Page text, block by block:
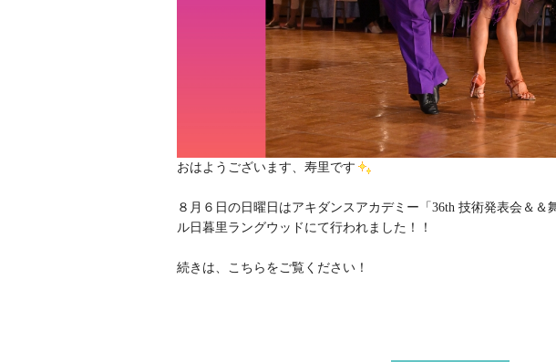
おはようございます、寿里です
８月６日の日曜日はアキダンスアカデミー「36th 技術発表会＆＆
ル日暮里ラングウッドにて行われました！！
続きは、こちらをご覧ください！